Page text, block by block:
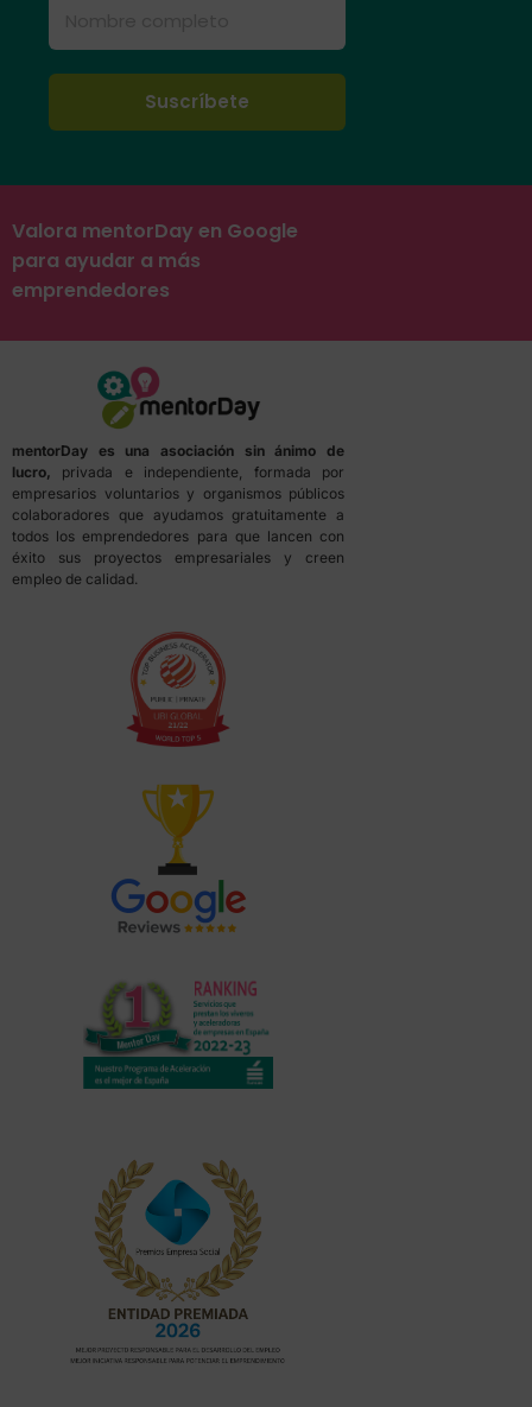
Valora mentorDay en Google
para ayudar a más
emprendedores
mentorDay es una asociación sin ánimo de
lucro, privada e independiente, formada por
empresarios voluntarios y organismos públicos
colaboradores que ayudamos gratuitamente a
todos los emprendedores para que lancen con
éxito sus proyectos empresariales y creen
empleo de calidad.